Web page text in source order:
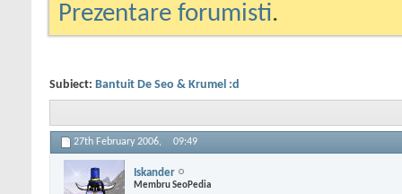
Prezentare forumisti.
Subiect: Bantuit De Seo & Krumel :d
27th February 2006, 09:49
Iskander
Membru SeoPedia